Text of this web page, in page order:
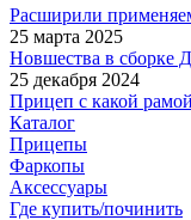
Расширили
25 марта 2025
Новшества в сборке
25 декабря 2024
Прицеп с какой
Каталог
Прицепы
Фаркопы
Аксессуары
Где купить/починить